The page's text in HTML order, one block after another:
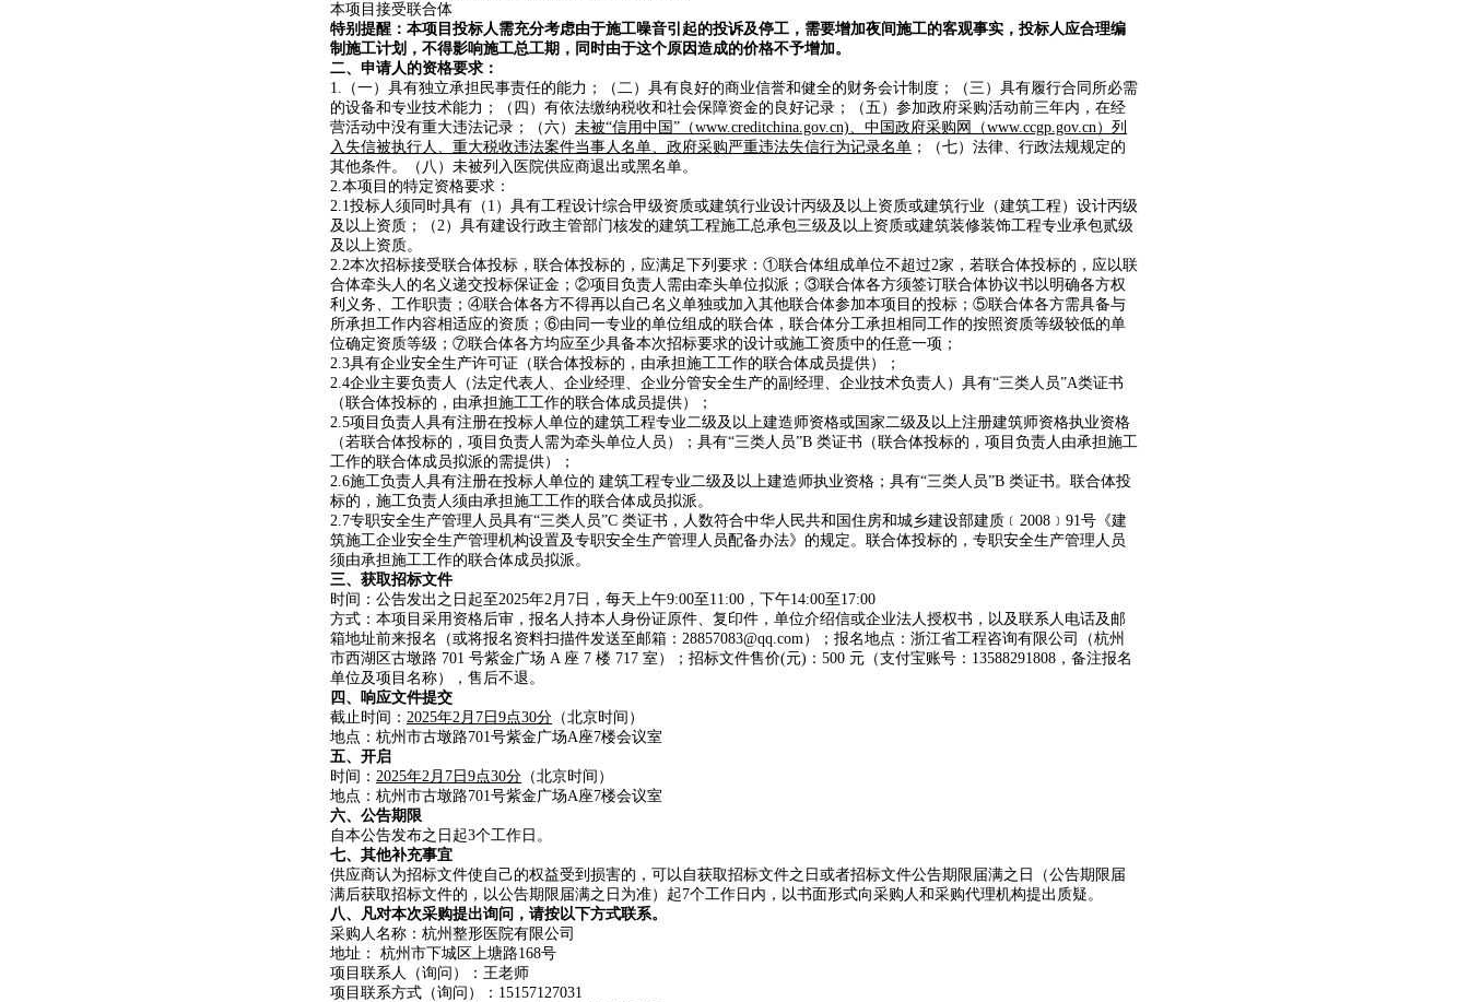
本项目接受联合体
特别提醒：本项目投标人需充分考虑由于施工噪音引起的投诉及停工，需要增加夜间施工的客观事实，投标人应合理编
制施工计划，不得影响施工总工期，同时由于这个原因造成的价格不予增加。
二、申请人的资格要求：
1.（一）具有独立承担民事责任的能力；（二）具有良好的商业信誉和健全的财务会计制度；（三）具有履行合同所必需
的设备和专业技术能力；（四）有依法缴纳税收和社会保障资金的良好记录；（五）参加政府采购活动前三年内，在经
营活动中没有重大违法记录；（六） 未被“信用中国”（www.creditchina.gov.cn)、中国政府采购网（www.ccgp.gov.cn）列
入失信被执行人、重大税收违法案件当事人名单、政府采购严重违法失信行为记录名单 ；（七）法律、行政法规规定的
其他条件。（八）未被列入医院供应商退出或黑名单。
2.本项目的特定资格要求：
2.1投标人须同时具有（1）具有工程设计综合甲级资质或建筑行业设计丙级及以上资质或建筑行业（建筑工程）设计丙级
及以上资质；（2）具有建设行政主管部门核发的建筑工程施工总承包三级及以上资质或建筑装修装饰工程专业承包贰级
及以上资质。
2.2本次招标接受联合体投标，联合体投标的，应满足下列要求：①联合体组成单位不超过2家，若联合体投标的，应以联
合体牵头人的名义递交投标保证金；②项目负责人需由牵头单位拟派；③联合体各方须签订联合体协议书以明确各方权
利义务、工作职责；④联合体各方不得再以自己名义单独或加入其他联合体参加本项目的投标；⑤联合体各方需具备与
所承担工作内容相适应的资质；⑥由同一专业的单位组成的联合体，联合体分工承担相同工作的按照资质等级较低的单
位确定资质等级；⑦联合体各方均应至少具备本次招标要求的设计或施工资质中的任意一项；
2.3具有企业安全生产许可证（联合体投标的，由承担施工工作的联合体成员提供）；
2.4企业主要负责人（法定代表人、企业经理、企业分管安全生产的副经理、企业技术负责人）具有“三类人员”A类证书
（联合体投标的，由承担施工工作的联合体成员提供）；
2.5项目负责人具有注册在投标人单位的建筑工程专业二级及以上建造师资格或国家二级及以上注册建筑师资格执业资格
（若联合体投标的，项目负责人需为牵头单位人员）；具有“三类人员”B 类证书（联合体投标的，项目负责人由承担施工
工作的联合体成员拟派的需提供）；
2.6施工负责人具有注册在投标人单位的 建筑工程专业二级及以上建造师执业资格；具有“三类人员”B 类证书。联合体投
标的，施工负责人须由承担施工工作的联合体成员拟派。
2.7专职安全生产管理人员具有“三类人员”C 类证书，人数符合中华人民共和国住房和城乡建设部建质﹝2008﹞91号《建
筑施工企业安全生产管理机构设置及专职安全生产管理人员配备办法》的规定。联合体投标的，专职安全生产管理人员
须由承担施工工作的联合体成员拟派。
三、获取招标文件
时间：公告发出之日起至2025年2月7日，每天上午9:00至11:00，下午14:00至17:00
方式：本项目采用资格后审，报名人持本人身份证原件、复印件，单位介绍信或企业法人授权书，以及联系人电话及邮
箱地址前来报名（或将报名资料扫描件发送至邮箱：28857083@qq.com）；报名地点：浙江省工程咨询有限公司（杭州
市西湖区古墩路 701 号紫金广场 A 座 7 楼 717 室）；招标文件售价(元)：500 元（支付宝账号：13588291808，备注报名
单位及项目名称），售后不退。
四、响应文件提交
截止时间： 2025年2月7日9点30分 （北京时间）
地点：杭州市古墩路701号紫金广场A座7楼会议室
五、开启
时间： 2025年2月7日9点30分 （北京时间）
地点：杭州市古墩路701号紫金广场A座7楼会议室
六、公告期限
自本公告发布之日起3个工作日。
七、其他补充事宜
供应商认为招标文件使自己的权益受到损害的，可以自获取招标文件之日或者招标文件公告期限届满之日（公告期限届
满后获取招标文件的，以公告期限届满之日为准）起7个工作日内，以书面形式向采购人和采购代理机构提出质疑。
八、凡对本次采购提出询问，请按以下方式联系。
采购人名称：杭州整形医院有限公司
地址： 杭州市下城区上塘路168号
项目联系人（询问）：王老师
项目联系方式（询问）：15157127031